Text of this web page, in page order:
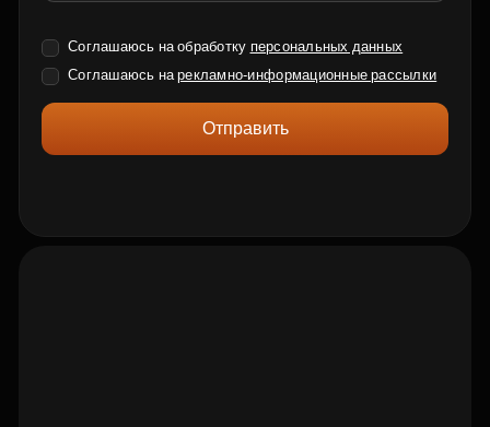
Соглашаюсь на обработку персональных данных
Соглашаюсь нарекламно-информационные рассылки
Отправить